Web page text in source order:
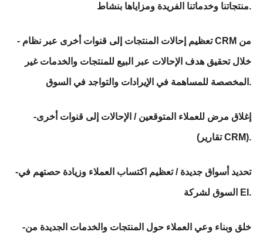
منتجاتنا وخدماتنا الفريدة ومزاياها بنشاط.
- تعظيم إحالات المنتجات إلى قنوات أخرى عبر نظام CRM من
خلال تحقيق هدف الإحالات عبر البيع للمنتجات والخدمات غير
المخصصة للمساهمة في الإيرادات والتواجد في السوق.
-إغلاق مرض للعملاء المتوقعين / الإحالات إلى قنوات أخرى
(تقارير CRM).
-تحديد أسواق جديدة / تعظيم اكتساب العملاء وزيادة حصتهم في
السوق لشركة El.
-خلق وبناء وعي العملاء حول المنتجات والخدمات الجديدة من